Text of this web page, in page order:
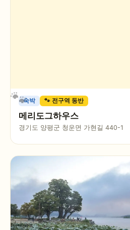
숙박 🐾 전구역 동반
메리도그하우스
경기도 양평군 청운면 가현길 440-1